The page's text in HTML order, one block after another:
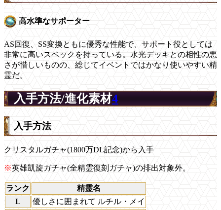
高水準なサポーター
AS回復、SS変換ともに優秀な性能で、サポート役としては
非常に高いスペックを持っている。水光デッキとの相性の悪
さが惜しいものの、総じてイベントではかなり使いやすい精
霊だ。
入手方法/進化素材4
入手方法
クリスタルガチャ(1800万DL記念)から入手
※英雄凱旋ガチャ(全精霊復刻ガチャ)の排出対象外。
ランク
精霊名
L
優しさに囲まれて ルチル・メイ